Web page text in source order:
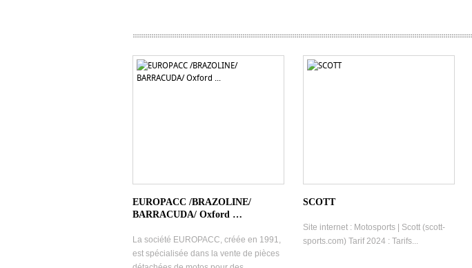
EUROPACC /BRAZOLINE/
BARRACUDA/ Oxford …
La société EUROPACC, créée en 1991,
est spécialisée dans la vente de pièces
SCOTT
Site internet : Motosports | Scott (scott-
sports.com) Tarif 2024 : Tarifs...